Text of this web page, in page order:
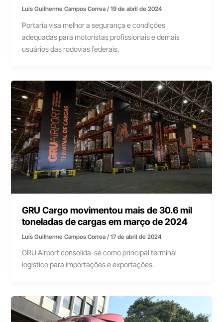
Luís Guilherme Campos Correa/19 de abril de 2024
Portaria visa melhor a segurança e condições
adequadas para motoristas profissionais e demais
usuários das rodovias federais,
GRU Cargo movimentou mais de 30.6 mil
toneladas de cargas em março de 2024
Luís Guilherme Campos Correa/17 de abril de 2024
GRU Airport consolida-se como principal terminal
logístico para importações e exportações.